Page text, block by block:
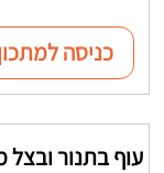
כניסה
עוף בתנור